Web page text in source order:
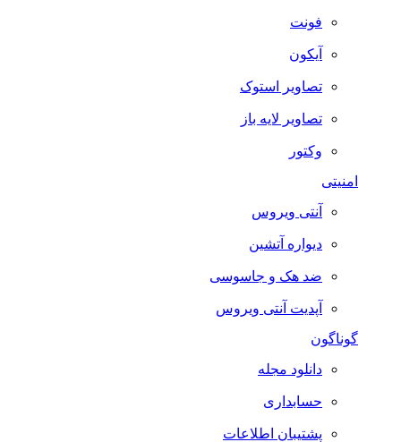
فونت
آیکون
تصاویر استوک
تصاویر لایه باز
وکتور
امنیتی
آنتی ویروس
دیواره آتشین
ضد هک و جاسوسی
آپدیت آنتی ویروس
گوناگون
دانلود مجله
حسابداری
پشتیبان اطلاعات